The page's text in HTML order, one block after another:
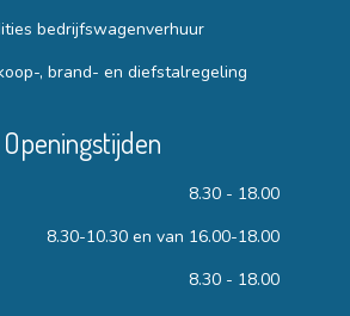
bedrijfswagenverhuur
, brand- en diefstalregeling
Openingstijden
8.30 - 18.00
8.30-10.30 en van 16.00-18.00
8.30 - 18.00